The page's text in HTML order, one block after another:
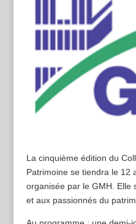
La cinquième édition du
Patrimoine se tiendra le 12
organisée par le GMH. Elle
et aux passionnés du